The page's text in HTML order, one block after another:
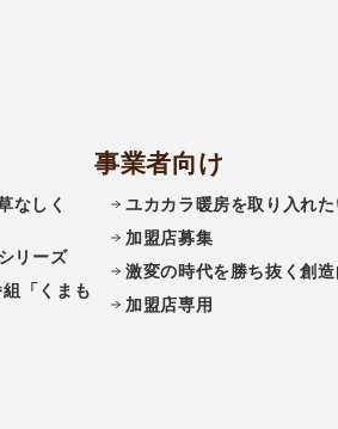
なしく
リーズ
「くまも
事業者向け
ユカカラ暖房を取り入れ
加盟店募集
激変の時代を勝ち抜く創
加盟店専用